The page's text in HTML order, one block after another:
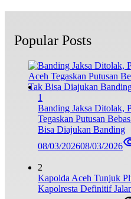
Popular Posts
1
Banding Jaksa Ditolak,
Tegaskan Putusan
Bisa Diajukan Banding
08/03/202608/03/2026
2
Kapolda Aceh Tunjuk
Kapolresta Definitif